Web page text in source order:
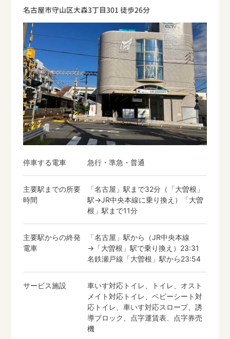
停車する電車 急行・準急・普通
主要駅までの所要
時間
「名古屋」駅まで32分（「大曽根」
駅→JR中央本線に乗り換え）「大曽
根」駅まで11分
主要駅からの終発
電車
「名古屋」駅から（JR中央本線
→「大曽根」駅で乗り換え）23:31
名鉄瀬戸線「大曽根」駅から23:54
サービス施設
車いす対応トイレ、トイレ、オスト
メイト対応トイレ、ベビーシート対
応トイレ、車いす対応スロープ、誘
導ブロック、点字運賃表、点字券売
機
名古屋市守山区大森3丁目301 徒歩26分